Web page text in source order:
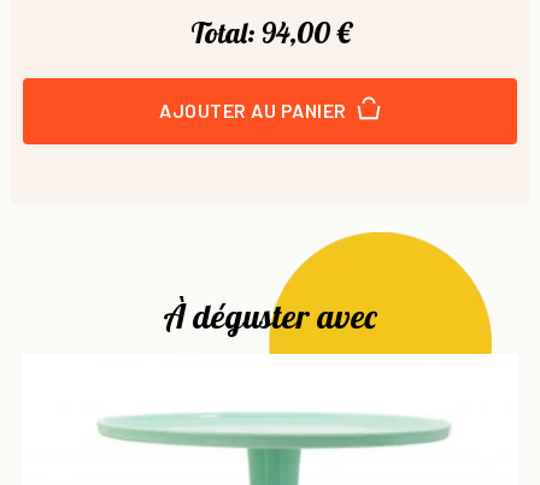
Total: 94,00 €
AJOUTER AU PANIER
À déguster avec